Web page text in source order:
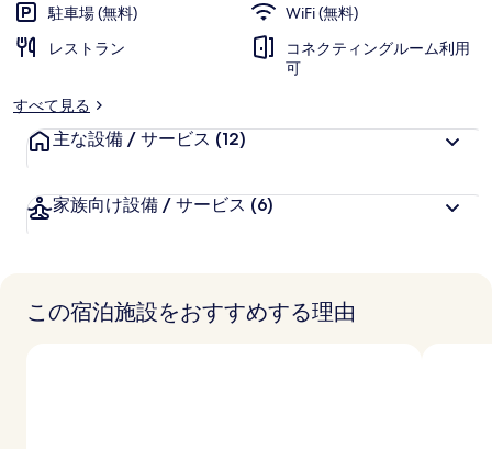
リ
ー
駐車場 (無料)
WiFi (無料)
レストラン
コネクティングルーム利用
可
すべて見る
主な設備 / サービス (12)
家族向け設備 / サービス (6)
この宿泊施設をおすすめする理由